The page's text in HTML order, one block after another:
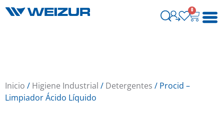
0
Inicio / Higiene Industrial / Detergentes / Procid –
Limpiador Ácido Líquido